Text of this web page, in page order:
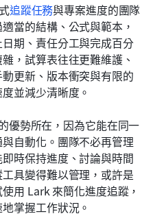
追蹤任務與專案進度的團隊
當的結構、公式與範本，
期、責任分工與完成百分
，試算表往往更難維護、
更新、版本衝突與有限的
並減少清晰度。
優勢所在，因為它能在同一
自動化。團隊不必再管理
時保持進度、討論與時間
具變得難以管理，或許是
用 Lark 來簡化進度追蹤，
掌握工作狀況。